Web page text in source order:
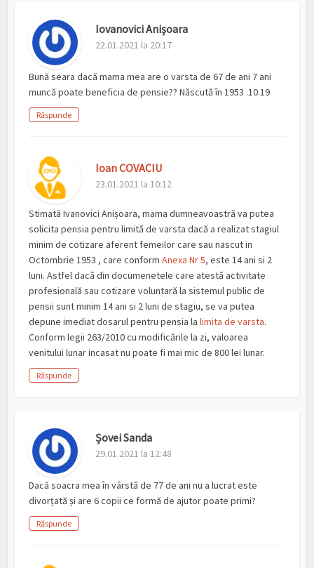
Iovanovici Anișoara
22.01.2021 la 20:17
Bună seara dacă mama mea are o varsta de 67 de ani 7 ani
muncă poate beneficia de pensie?? Născută în 1953 .10.19
Răspunde
Ioan COVACIU
23.01.2021 la 10:12
Stimată Ivanovici Anișoara, mama dumneavoastră va putea
solicita pensia pentru limită de varsta dacă a realizat stagiul
minim de cotizare aferent femeilor care sau nascut in
Octombrie 1953 , care conformAnexa Nr 5, este 14 ani si 2
luni. Astfel dacă din documenetele care atestă activitate
profesională sau cotizare voluntară la sistemul public de
pensii sunt minim 14 ani si 2 luni de stagiu, se va putea
depune imediat dosarul pentru pensia lalimita de varsta.
Conform legii 263/2010 cu modificările la zi, valoarea
venitului lunar incasat nu poate fi mai mic de 800 lei lunar.
Răspunde
Șovei Sanda
29.01.2021 la 12:48
Dacă soacra mea în vârstă de 77 de ani nu a lucrat este
divorțată și are 6 copii ce formă de ajutor poate primi?
Răspunde